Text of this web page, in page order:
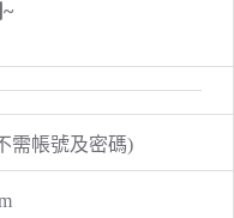
需帳號及密碼)